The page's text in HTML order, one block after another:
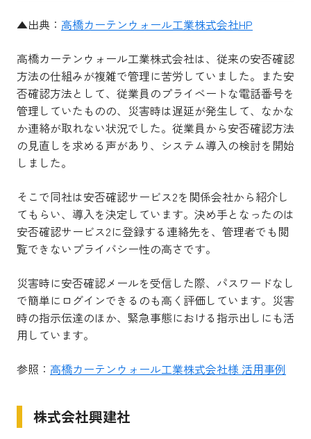
▲出典： 高橋カーテンウォール工業株式会社HP
高橋カーテンウォール工業株式会社は、従来の安否確認
方法の仕組みが複雑で管理に苦労していました。また安
否確認方法として、従業員のプライベートな電話番号を
管理していたものの、災害時は遅延が発生して、なかな
か連絡が取れない状況でした。従業員から安否確認方法
の見直しを求める声があり、システム導入の検討を開始
しました。
そこで同社は安否確認サービス2を関係会社から紹介し
てもらい、導入を決定しています。決め手となったのは
安否確認サービス2に登録する連絡先を、管理者でも閲
覧できないプライバシー性の高さです。
災害時に安否確認メールを受信した際、パスワードなし
で簡単にログインできるのも高く評価しています。災害
時の指示伝達のほか、緊急事態における指示出しにも活
用しています。
参照： 高橋カーテンウォール工業株式会社様 活用事例
株式会社興建社